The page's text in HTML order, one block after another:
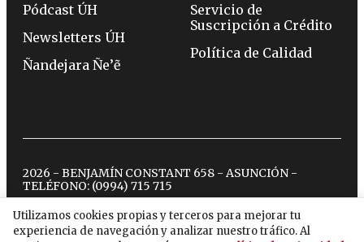
Utilizamos cookies propias y terceros para mejorar tu
experiencia de navegación y analizar nuestro tráfico. Al
Pódcast ÚH
Newsletters ÚH
Ñandejara Ñe’ẽ
Servicio de
Suscripción a Crédito
Política de Calidad
2026 - BENJAMÍN CONSTANT 658 - ASUNCIÓN -
TELÉFONO: (0994) 715 715